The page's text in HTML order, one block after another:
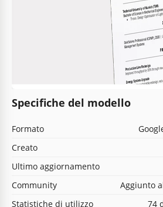
Specifiche del modello
Formato
Creato
Ultimo aggiornamento
Community
Aggiunto
Statistiche di utilizzo
74